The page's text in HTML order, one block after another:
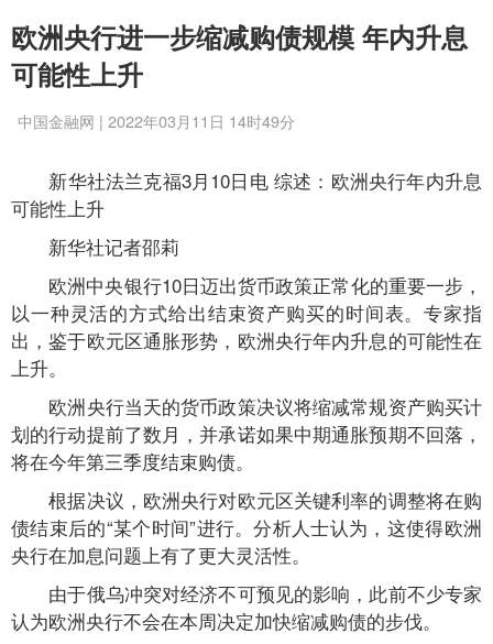
欧洲央行进一步缩减购债规模 年内升息
可能性上升
中国金融网 | 2022年03月11日 14时49分
新华社法兰克福3月10日电 综述：欧洲央行年内升息
可能性上升
新华社记者邵莉
欧洲中央银行10日迈出货币政策正常化的重要一步，
以一种灵活的方式给出结束资产购买的时间表。专家指
出，鉴于欧元区通胀形势，欧洲央行年内升息的可能性在
上升。
欧洲央行当天的货币政策决议将缩减常规资产购买计
划的行动提前了数月，并承诺如果中期通胀预期不回落，
将在今年第三季度结束购债。
根据决议，欧洲央行对欧元区关键利率的调整将在购
债结束后的“某个时间”进行。分析人士认为，这使得欧洲
央行在加息问题上有了更大灵活性。
由于俄乌冲突对经济不可预见的影响，此前不少专家
认为欧洲央行不会在本周决定加快缩减购债的步伐。